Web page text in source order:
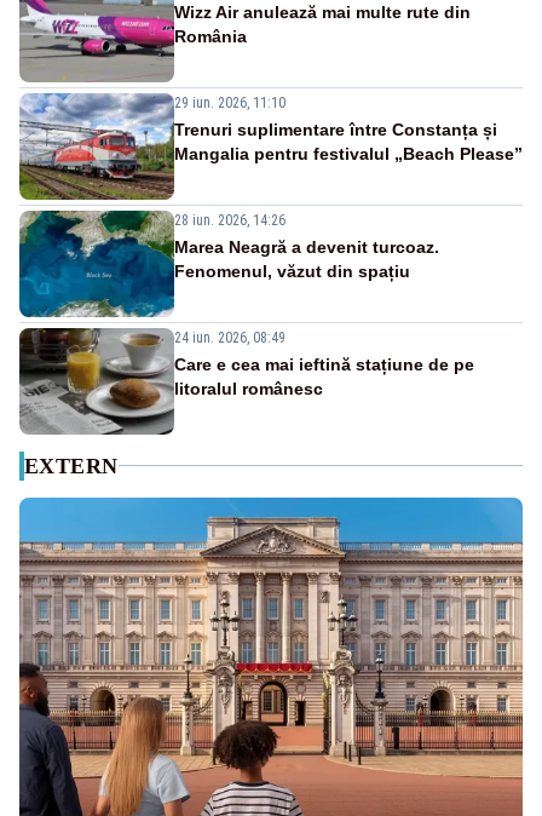
Wizz Air anulează mai multe rute din
România
29 iun. 2026, 11:10
Trenuri suplimentare între Constanța și
Mangalia pentru festivalul „Beach Please”
28 iun. 2026, 14:26
Marea Neagră a devenit turcoaz.
Fenomenul, văzut din spațiu
24 iun. 2026, 08:49
Care e cea mai ieftină stațiune de pe
litoralul românesc
EXTERN